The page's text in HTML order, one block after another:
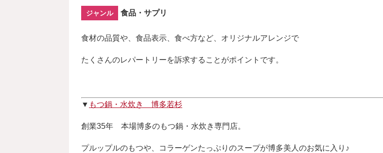
ジャンル 食品・サプリ
食材の品質や、食品表示、食べ方など、オリジナルアレンジで
たくさんのレパートリーを訴求することがポイントです。
▼ もつ鍋・水炊き 博多若杉
創業35年 本場博多のもつ鍋・水炊き専門店。
プルップルのもつや、コラーゲンたっぷりのスープが博多美人のお気に入り♪